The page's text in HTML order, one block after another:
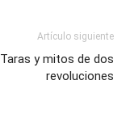
Artículo siguiente
Taras y mitos de dos
revoluciones